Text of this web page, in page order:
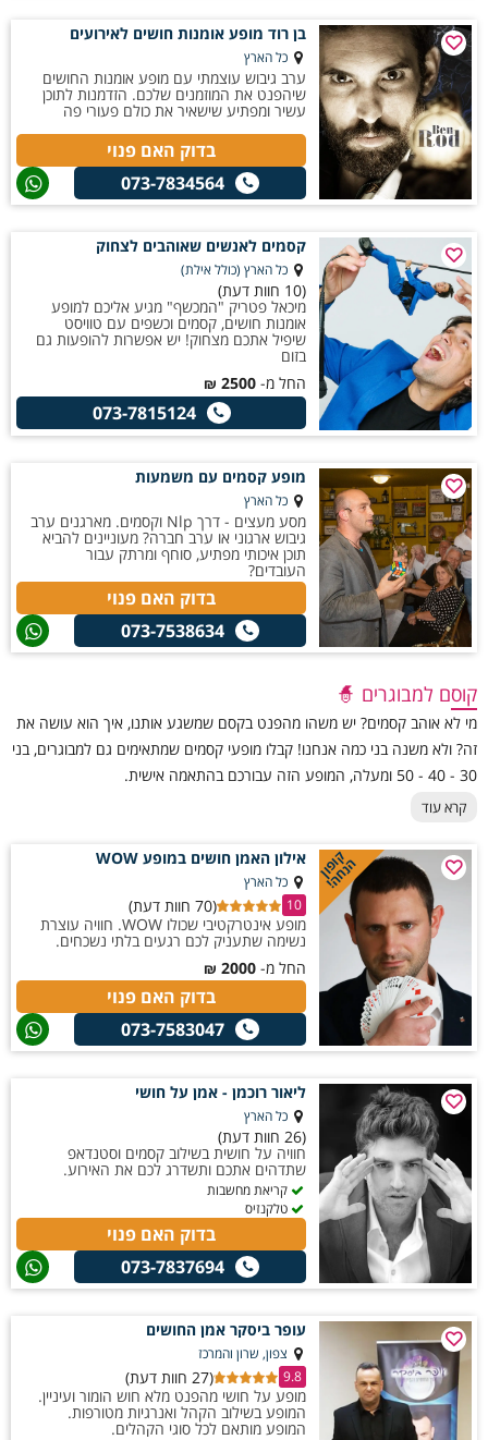
בן רוד מופע אומנות חושים לאירועים
כל הארץ
ערב גיבוש עוצמתי עם מופע אומנות החושים
שיהפנט את המוזמנים שלכם. הזדמנות לתוכן
עשיר ומפתיע שישאיר את כולם פעורי פה
בדוק האם פנוי
073-7834564
קסמים לאנשים שאוהבים לצחוק
כל הארץ (כולל אילת)
(10 חוות דעת)
מיכאל פטריק "המכשף" מגיע אליכם למופע
אומנות חושים, קסמים וכשפים עם טוויסט
שיפיל אתכם מצחוק! יש אפשרות להופעות גם
בזום
החל מ- 2500
₪
073-7815124
מופע קסמים עם משמעות
כל הארץ
מסע מעצים - דרך Nlp וקסמים. מארגנים ערב
גיבוש ארגוני או ערב חברה? מעוניינים להביא
תוכן איכותי מפתיע, סוחף ומרתק עבור
העובדים?
בדוק האם פנוי
073-7538634
קוסם למבוגרים 🧙
מי לא אוהב קסמים? יש משהו מהפנט בקסם שמשגע אותנו, איך הוא עושה את
זה? ולא משנה בני כמה אנחנו! קבלו מופעי קסמים שמתאימים גם למבוגרים, בני
30 - 40 - 50 ומעלה, המופע הזה עבורכם בהתאמה אישית.
קרא עוד
קופון
הנחה! אילון האמן חושים במופע WOW
כל הארץ
10
(70 חוות דעת)
מופע אינטרקטיבי שכולו WOW. חוויה עוצרת
נשימה שתעניק לכם רגעים בלתי נשכחים.
החל מ- 2000
₪
בדוק האם פנוי
073-7583047
ליאור רוכמן - אמן על חושי
כל הארץ
(26 חוות דעת)
חוויה על חושית בשילוב קסמים וסטנדאפ
שתדהים אתכם ותשדרג לכם את האירוע.
קריאת מחשבות
טלקנזיס
בדוק האם פנוי
073-7837694
עופר ביסקר אמן החושים
צפון, שרון והמרכז
9.8
(27 חוות דעת)
מופע על חושי מהפנט מלא חוש הומור ועיניין.
המופע בשילוב הקהל ואנרגיות מטורפות.
המופע מותאם לכל סוגי הקהלים.